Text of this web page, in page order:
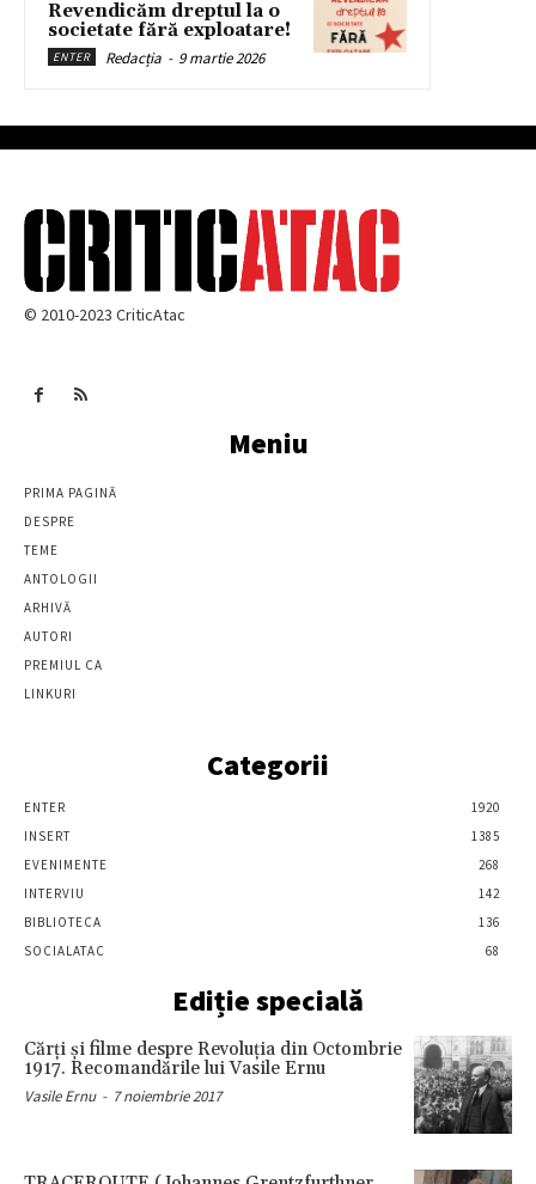
Revendicăm dreptul la o
societate fără exploatare!
ENTER Redacția - 9 martie 2026
© 2010-2023 CriticAtac
Meniu
PRIMA PAGINĂ
DESPRE
TEME
ANTOLOGII
ARHIVĂ
AUTORI
PREMIUL CA
LINKURI
Categorii
ENTER
1920
INSERT
1385
EVENIMENTE
268
INTERVIU
142
BIBLIOTECA
136
SOCIALATAC
68
Ediție specială
Cărţi şi filme despre Revoluţia din Octombrie
1917. Recomandările lui Vasile Ernu
Vasile Ernu - 7 noiembrie 2017